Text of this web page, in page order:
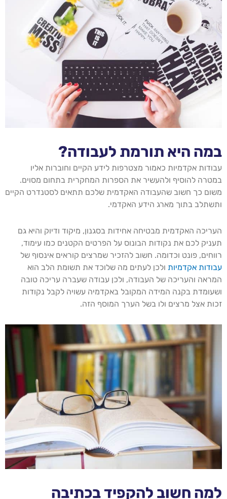
במה היא תורמת לעבודה?
עבודות אקדמיות כאמור מצטרפות לידע הקיים וחוברות אליו
במטרה להוסיף ולהעשיר את הספרות המחקרית בתחום מסוים.
משום כך חשוב שהעבודה האקדמית שלכם תתאים לסטנדרט הקיים
ותשתלב בתוך מארג הידע האקדמי.
העריכה האקדמית מבטיחה אחידות בסגנון, מיקוד ודיוק והיא גם
תעניק לכם את נקודות הבונוס על הפרטים הקטנים כמו עימוד,
רווחים, פונט וכדומה. חשוב להזכיר שמרצים קוראים אינסוף של
עבודות אקדמיות ולכן לעתים מה שלוכד את תשומת הלב הוא
המראה והעריכה של העבודה, ולכן עבודה שעברה עריכה טובה
ושעומדת בקנה המידה המקובל באקדמיה עשויה לקבל נקודות
זכות אצל מרצים ולו בשל הערך המוסף הזה.
למה חשוב להקפיד בכתיבה